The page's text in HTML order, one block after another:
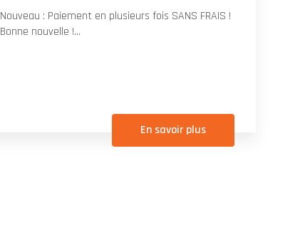
Nouveau : Paiement en plusieurs fois SANS FRAIS !
Bonne nouvelle !...
En savoir plus